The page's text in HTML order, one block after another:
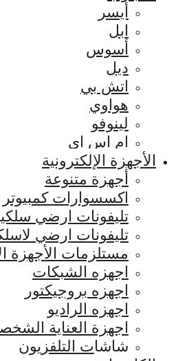
أيسر
ابل
أسوس
ديل
اتش بي
هواوي
لينوفو
ام اس اي
الأجهزة الإلكترونية
أجهزة متنوعة
اكسسوارات كمبيوتر
تليفونات ارضي
تليفونات ارضي
مستلزمات الأجهزة
اجهزه الشبكات
اجهزه بروجيكتور
اجهزه الراديو
اجهزة العناية
شاشات التلفزيون